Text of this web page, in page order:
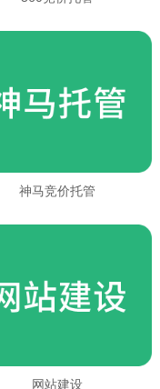
神马竞价托管
网站建设